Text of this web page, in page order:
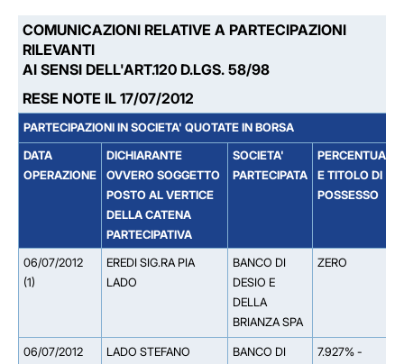
COMUNICAZIONI RELATIVE A PARTECIPAZIONI
RILEVANTI
AI SENSI DELL'ART.120 D.LGS. 58/98
RESE NOTE IL 17/07/2012
PARTECIPAZIONI IN SOCIETA' QUOTATE IN BORSA
DATA
OPERAZIONE
DICHIARANTE
OVVERO SOGGETTO
POSTO AL VERTICE
DELLA CATENA
PARTECIPATIVA
SOCIETA'
PARTECIPATA
PERCENTUALE
E TITOLO DI
POSSESSO
06/07/2012
(1)
EREDI SIG.RA PIA
LADO
BANCO DI
DESIO E
DELLA
BRIANZA SPA
ZERO
06/07/2012
LADO STEFANO
BANCO DI
7.927% -